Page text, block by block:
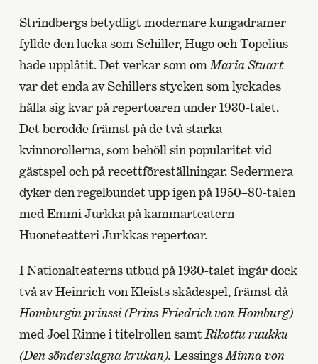
Strindbergs betydligt modernare kungadramer
fyllde den lucka som Schiller, Hugo och Topelius
hade upplåtit. Det verkar som omMaria Stuart
var det enda av Schillers stycken som lyckades
hålla sig kvar på repertoaren under 1930-talet.
Det berodde främst på de två starka
kvinnorollerna, som behöll sin popularitet vid
gästspel och på recettföreställningar. Sedermera
dyker den regelbundet upp igen på 1950–80-talen
med Emmi Jurkka på kammarteatern
Huoneteatteri Jurkkas repertoar.
I Nationalteaterns utbud på 1930-talet ingår dock
två av Heinrich von Kleists skådespel, främst då
Homburgin prinssi (Prins Friedrich von Homburg)
med Joel Rinne i titelrollen samt Rikottu ruukku
(Den sönderslagna krukan). LessingsMinna von